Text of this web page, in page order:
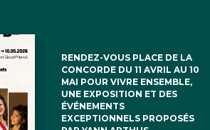
RENDEZ-VOUS PLACE DE LA
CONCORDE DU 11 AVRIL AU 10
MAI POUR VIVRE ENSEMBLE,
UNE EXPOSITION ET DES
ÉVÉNEMENTS
EXCEPTIONNELS PROPOSÉS